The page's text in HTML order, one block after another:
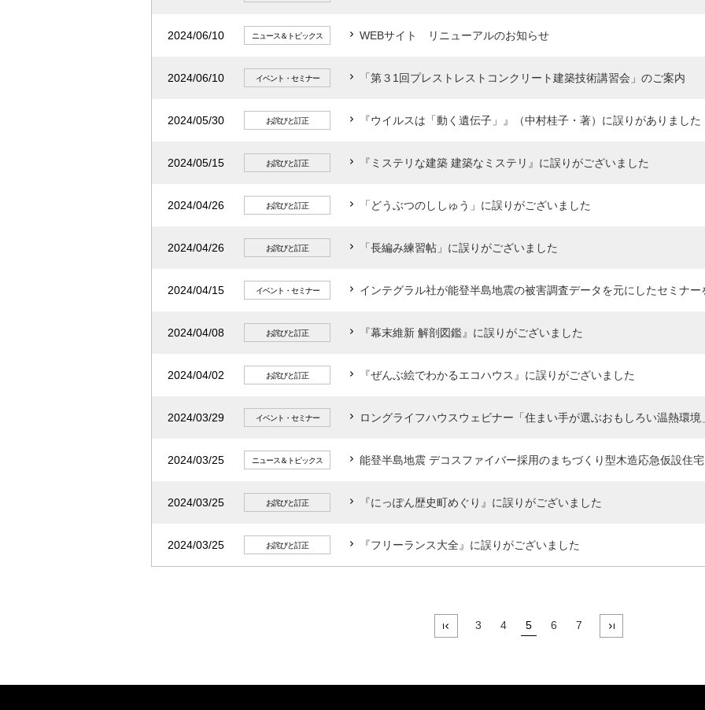
2024/06/10 ニュース＆トピックス WEBサイト リニューアルのお知らせ
2024/06/10 イベント・セミナー 「第３1回プレストレストコンクリート建築技術講習会」のご案内
2024/05/30 お詫びと訂正 『ウイルスは「動く遺伝子」』（中村桂子・著）に誤りがありました
2024/05/15 お詫びと訂正 『ミステリな建築 建築なミステリ』に誤りがございました
2024/04/26 お詫びと訂正 「どうぶつのししゅう」に誤りがございました
2024/04/26 お詫びと訂正 「長編み練習帖」に誤りがございました
2024/04/15 イベント・セミナー インテグラル社が能登半島地震の被害調査データを元にしたセミナー
2024/04/08 お詫びと訂正 『幕末維新 解剖図鑑』に誤りがございました
2024/04/02 お詫びと訂正 『ぜんぶ絵でわかるエコハウス』に誤りがございました
2024/03/29 イベント・セミナー ロングライフハウスウェビナー「住まい手が選ぶおもしろい温熱環境
2024/03/25 ニュース＆トピックス 能登半島地震 デコスファイバー採用のまちづくり型木造応急仮設住
2024/03/25 お詫びと訂正 『にっぽん歴史町めぐり』に誤りがございました
2024/03/25 お詫びと訂正 『フリーランス大全』に誤りがございました
3 4 5 6 7